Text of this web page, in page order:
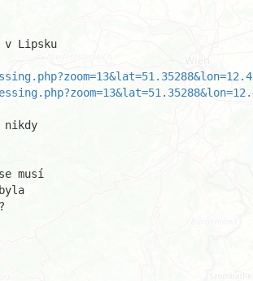
Lipsku
nikdy
musí